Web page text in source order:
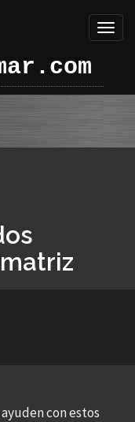
con estos